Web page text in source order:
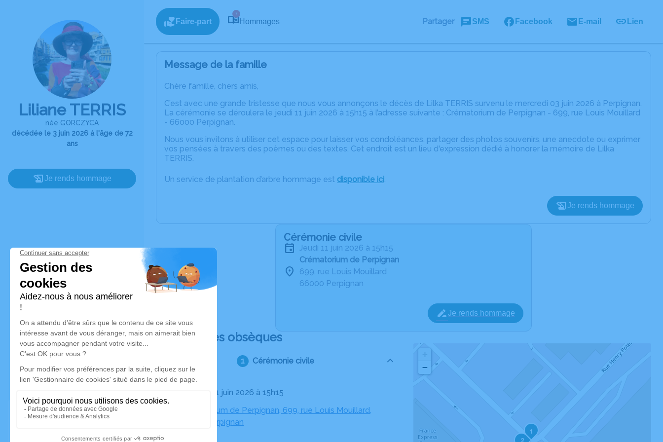
Liliane TERRIS
née GORCZYCA
décédée le 3 juin 2026 à l'âge de 72
ans
Je rends hommage
Faire-part
7
Hommages Partager SMS Facebook E-mail Lien
Message de la famille
Chère famille, chers amis,
C’est avec une grande tristesse que nous vous annonçons le décès de Lilka TERRIS survenu le mercredi 03 juin 2026 à Perpignan.
La cérémonie se déroulera le jeudi 11 juin 2026 à 15h15 à l’adresse suivante : Crématorium de Perpignan - 699, rue Louis Mouillard
- 66000 Perpignan.
Nous vous invitons à utiliser cet espace pour laisser vos condoléances, partager des photos souvenirs, une anecdote ou exprimer
vos pensées à travers des poèmes ou des textes. Cet endroit est un lieu d'expression dédié à honorer la mémoire de Lilka
TERRIS.
Un service de plantation d’arbre hommage est disponible ici.
Je rends hommage
Cérémonie civile
jeudi 11 juin 2026 à 15h15
Crématorium de Perpignan
699, rue Louis Mouillard
66000 Perpignan
Je rends hommage
Déroulé des obsèques
Cérémonie civile
Le jeudi 11 juin 2026 à 15h15
Crématorium de Perpignan, 699, rue Louis Mouillard,
66000 Perpignan
1
2
−